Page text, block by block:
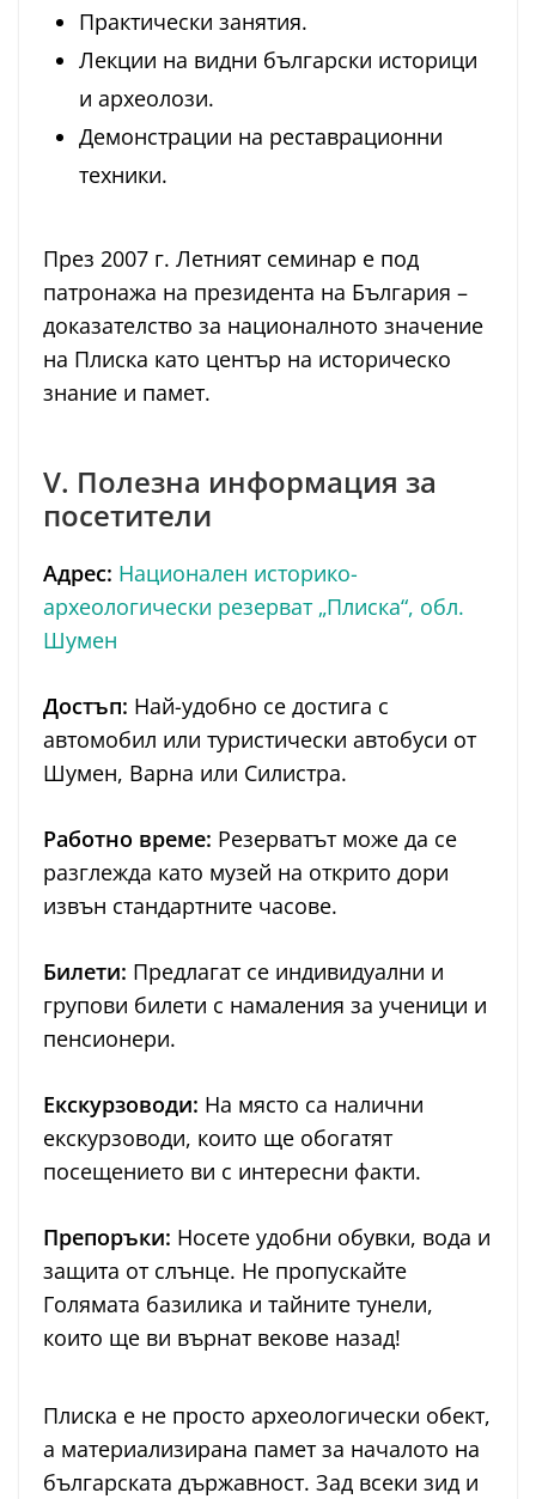
Практически занятия.
Лекции на видни български историци
и археолози.
Демонстрации на реставрационни
техники.
През 2007 г. Летният семинар е под
патронажа на президента на България –
доказателство за националното значение
на Плиска като център на историческо
знание и памет.
V. Полезна информация за
посетители
Адрес: Национален историко-
археологически резерват „Плиска“, обл.
Шумен
Достъп: Най-удобно се достига с
автомобил или туристически автобуси от
Шумен, Варна или Силистра.
Работно време: Резерватът може да се
разглежда като музей на открито дори
извън стандартните часове.
Билети: Предлагат се индивидуални и
групови билети с намаления за ученици и
пенсионери.
Екскурзоводи: На място са налични
екскурзоводи, които ще обогатят
посещението ви с интересни факти.
Препоръки: Носете удобни обувки, вода и
защита от слънце. Не пропускайте
Голямата базилика и тайните тунели,
които ще ви върнат векове назад!
Плиска е не просто археологически обект,
а материализирана памет за началото на
българската държавност. Зад всеки зид и